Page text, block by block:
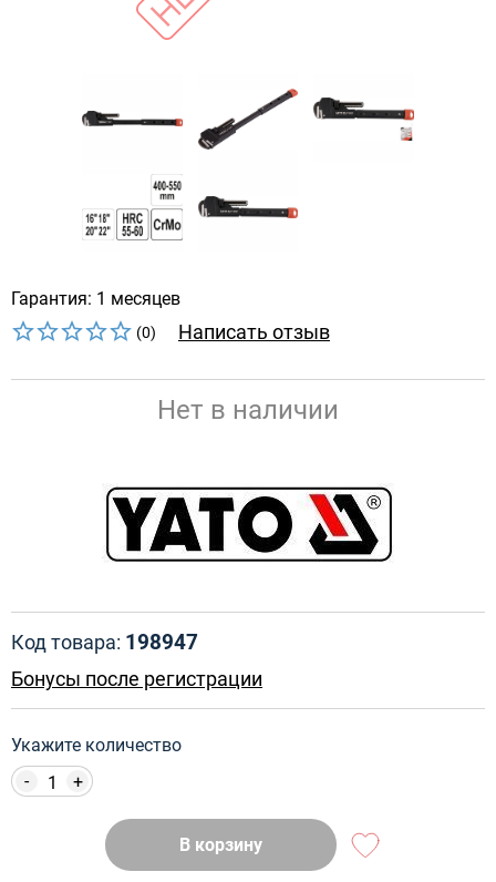
Гарантия: 1 месяцев
(0) Написать отзыв
Нет в наличии
Код товара: 198947
Бонусы после регистрации
Укажите количество
+
-
В корзину